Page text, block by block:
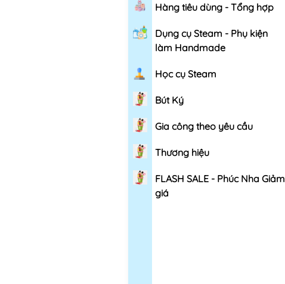
Hàng tiêu dùng - Tổng hợp
Dụng cụ Steam - Phụ kiện
làm Handmade
Học cụ Steam
Bút Ký
Gia công theo yêu cầu
Thương hiệu
FLASH SALE - Phúc Nha Giảm
giá